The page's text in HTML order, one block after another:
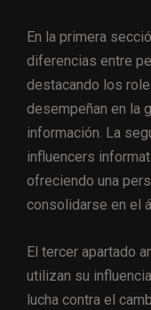
En la primera
diferencias entre
destacando los
desempeñan en la
información. La
influencers
ofreciendo una
consolidarse en el
El tercer apartado
utilizan su
lucha contra el